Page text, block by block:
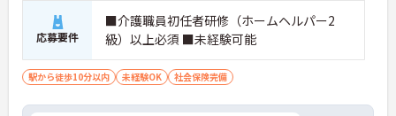
応募要件
■介護職員初任者研修（ホームヘルパー2
級）以上必須 ■未経験可能
駅から徒歩10分以内 未経験OK 社会保険完備